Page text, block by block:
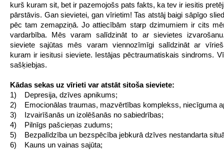
kurš kuram sit, bet ir pazemojošs pats fakts, ka tev ir iesitis
pārstāvis. Gan sievietei, gan vīrietim! Tas atstāj baigi sāpīgo
pēc tam zemapziņā. Jo attiecībām starp dzimumiem ir cits
vardarbība. Mēs varam salīdzināt to ar sievietes
sieviete sajūtas mēs varam viennozīmīgi salīdzināt ar
kuram ir iesitusi sieviete. Iestājas pēctraumatiskais sindroms.
sašķiebjas.
Kādas sekas uz vīrieti var atstāt sitoša sieviete:
1) Depresija, dzīves apnikums;
2) Emocionālas traumas, mazvērtības komplekss, niecīguma
3) Izvairīšanās un izolēšanās no sabiedrības;
4) Pilnīgs pašcieņas zudums;
5) Bezpalīdzība un bezspēcība jebkurā dzīves nestandarta
6) Kauns un vainas sajūta;